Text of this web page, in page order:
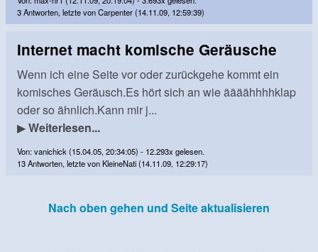
3 Antworten, letzte von Carpenter (14.11.09, 12:59:39)
Internet macht komische Geräusche
Wenn ich eine Seite vor oder zurückgehe kommt ein
komisches Geräusch.Es hört sich an wie äääähhhhklap
oder so ähnlich.Kann mir j...
▶Weiterlesen...
Von: vanichick (15.04.05, 20:34:05) - 12.293x gelesen.
13 Antworten, letzte von KleineNati (14.11.09, 12:29:17)
Nach oben gehen und Seite aktualisieren